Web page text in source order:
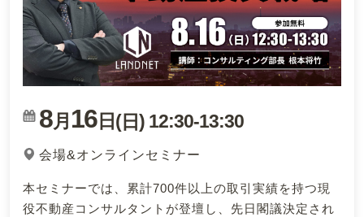
8月 16日(日) 12:30-13:30
会場&オンラインセミナー
本セミナーでは、累計700件以上の取引実績を持つ現
役不動産コンサルタントが登壇し、先日閣議決定され